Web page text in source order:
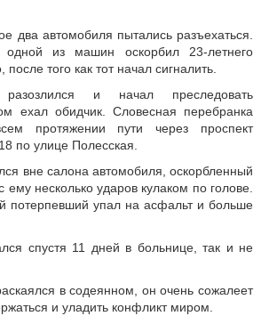
два автомобиля пытались разъехаться.
одной из машин оскорбил 23-летнего
после того как тот начал сигналить.
и начал преследовать
ехал обидчик. Словесная перебранка
протяжении пути через проспект
по улице Полесская.
вне салона автомобиля, оскорбленный
ему несколько ударов кулаком по голове.
потерпевший упал на асфальт и больше
спустя 11 дней в больнице, так и не
в содеянном, он очень сожалеет
и уладить конфликт миром.